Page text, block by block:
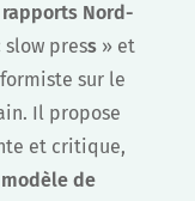
Nord-
slow press » et
sur le
Il propose
et critique,
de